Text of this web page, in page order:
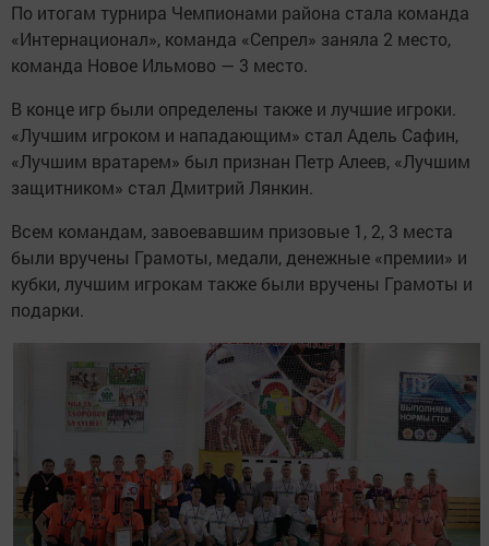
По итогам турнира Чемпионами района стала команда
«Интернационал», команда «Сепрел» заняла 2 место,
команда Новое Ильмово — 3 место.
В конце игр были определены также и лучшие игроки.
«Лучшим игроком и нападающим» стал Адель Сафин,
«Лучшим вратарем» был признан Петр Алеев, «Лучшим
защитником» стал Дмитрий Лянкин.
Всем командам, завоевавшим призовые 1, 2, 3 места
были вручены Грамоты, медали, денежные «премии» и
кубки, лучшим игрокам также были вручены Грамоты и
подарки.